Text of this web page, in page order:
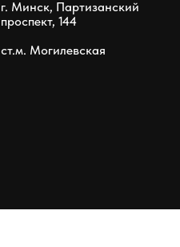
г. Минск, Партизанский
проспект, 144
ст.м. Могилевская